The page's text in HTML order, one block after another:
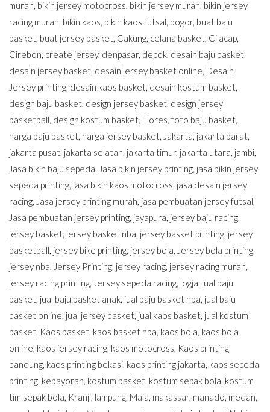
murah, bikin jersey motocross, bikin jersey murah, bikin jersey
racing murah, bikin kaos, bikin kaos futsal, bogor, buat baju
basket, buat jersey basket, Cakung, celana basket, Cilacap,
Cirebon, create jersey, denpasar, depok, desain baju basket,
desain jersey basket, desain jersey basket online, Desain
Jersey printing, desain kaos basket, desain kostum basket,
design baju basket, design jersey basket, design jersey
basketball, design kostum basket, Flores, foto baju basket,
harga baju basket, harga jersey basket, Jakarta, jakarta barat,
jakarta pusat, jakarta selatan, jakarta timur, jakarta utara, jambi,
Jasa bikin baju sepeda, Jasa bikin jersey printing, jasa bikin jersey
sepeda printing, jasa bikin kaos motocross, jasa desain jersey
racing, Jasa jersey printing murah, jasa pembuatan jersey futsal,
Jasa pembuatan jersey printing, jayapura, jersey baju racing,
jersey basket, jersey basket nba, jersey basket printing, jersey
basketball, jersey bike printing, jersey bola, Jersey bola printing,
jersey nba, Jersey Printing, jersey racing, jersey racing murah,
jersey racing printing, Jersey sepeda racing, jogja, jual baju
basket, jual baju basket anak, jual baju basket nba, jual baju
basket online, jual jersey basket, jual kaos basket, jual kostum
basket, Kaos basket, kaos basket nba, kaos bola, kaos bola
online, kaos jersey racing, kaos motocross, Kaos printing
bandung, kaos printing bekasi, kaos printing jakarta, kaos sepeda
printing, kebayoran, kostum basket, kostum sepak bola, kostum
tim sepak bola, Kranji, lampung, Maja, makassar, manado, medan,